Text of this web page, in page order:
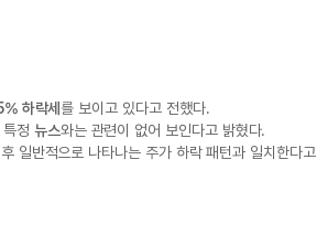
하락세 를 보이고 있다고 전했다.
정 뉴스와는 관련이 없어 보인다고 밝혔다.
후 일반적으로 나타나는 주가 하락 패턴과 일치한다고